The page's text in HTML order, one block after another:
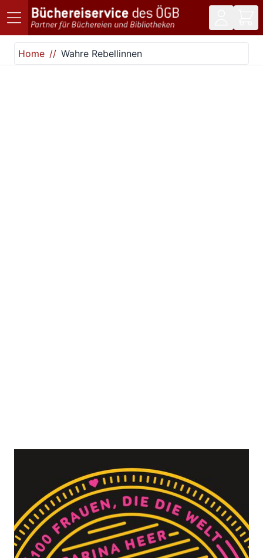
Direkt zum Inhalt
Home
Wahre Rebellinnen
Wahre Rebellinnen
Zur Wunschliste hinzufügen
100 Frauen, die die Welt auf den Kopf stellten